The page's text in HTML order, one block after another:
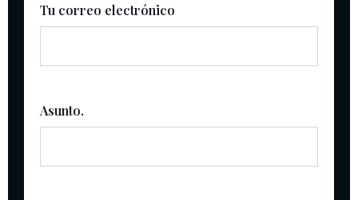
Tu correo electrónico
Asunto.